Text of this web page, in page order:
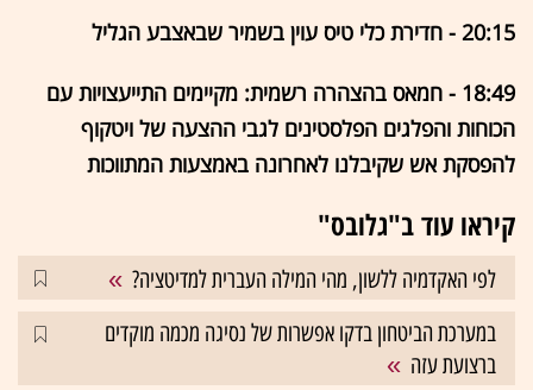
20:15 - חדירת כלי טיס עוין בשמיר שבאצבע הגליל
18:49 - חמאס בהצהרה רשמית: מקיימים התייעצויות עם
הכוחות והפלגים הפלסטינים לגבי ההצעה של ויטקוף
להפסקת אש שקיבלנו לאחרונה באמצעות המתווכות
קיראו עוד ב"גלובס"
לפי האקדמיה ללשון, מהי המילה העברית למדיטציה?
במערכת הביטחון בדקו אפשרות של נסיגה מכמה מוקדים
ברצועת עזה